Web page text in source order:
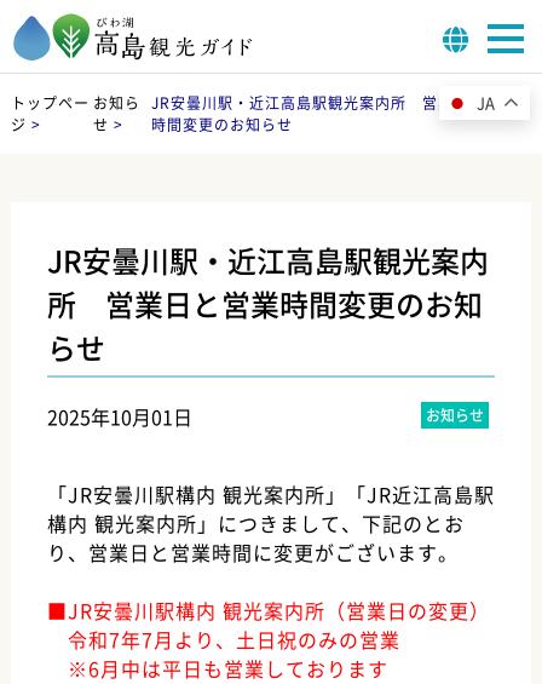
トップペー
ジ >
お知ら
せ >
JR安曇川駅・近江高島駅観光案内所 営業日と営業
時間変更のお知らせ
JR安曇川駅・近江高島駅観光案内
所 営業日と営業時間変更のお知
らせ
2025年10月01日 お知らせ
「JR安曇川駅構内 観光案内所」「JR近江高島駅
構内 観光案内所」につきまして、下記のとお
り、営業日と営業時間に変更がございます。
■JR安曇川駅構内 観光案内所（営業日の変更）
令和7年7月より、土日祝のみの営業
※6月中は平日も営業しております
JA